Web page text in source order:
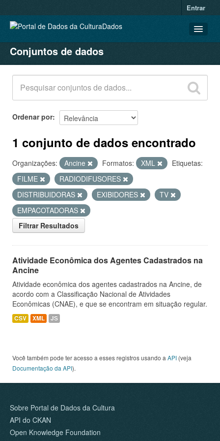
Entrar
CONJUNTOS DE DADOS
ORGANIZAÇÕES
GRUPOS
SOBRE
Conjuntos de dados
Ordenar por
1 conjunto de dados encontrado
Organizações: Ancine Formatos: XML
Etiquetas:
FILME
RADIODIFUSORES
DISTRIBUIDORAS
EXIBIDORES
TV
EMPACOTADORAS
Filtrar Resultados
Atividade Econômica dos Agentes Cadastrados na
Ancine
Atividade econômica dos agentes cadastrados na Ancine, de
acordo com a Classificação Nacional de Atividades
Econômicas (CNAE), e que se encontram em situação regular.
CSV XML JS
Você também pode ter acesso a esses registros usando a API (veja
Documentação da API).
Sobre Portal de Dados da Cultura
API do CKAN
Open Knowledge Foundation